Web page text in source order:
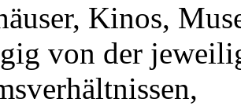
Kinos,
von der